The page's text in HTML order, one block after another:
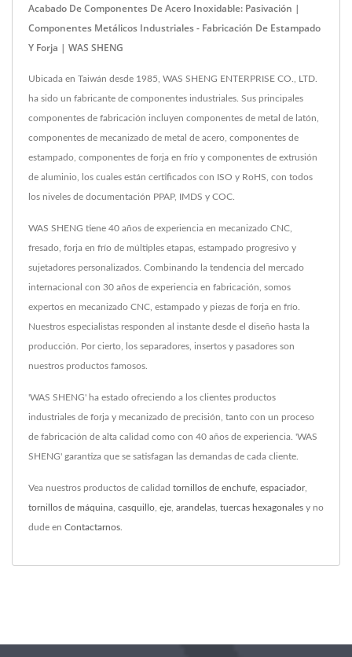
Acabado De Componentes De Acero Inoxidable: Pasivación |
Componentes Metálicos Industriales - Fabricación De Estampado
Y Forja | WAS SHENG
Ubicada en Taiwán desde 1985, WAS SHENG ENTERPRISE CO., LTD.
ha sido un fabricante de componentes industriales. Sus principales
componentes de fabricación incluyen componentes de metal de latón,
componentes de mecanizado de metal de acero, componentes de
estampado, componentes de forja en frío y componentes de extrusión
de aluminio, los cuales están certificados con ISO y RoHS, con todos
los niveles de documentación PPAP, IMDS y COC.
WAS SHENG tiene 40 años de experiencia en mecanizado CNC,
fresado, forja en frío de múltiples etapas, estampado progresivo y
sujetadores personalizados. Combinando la tendencia del mercado
internacional con 30 años de experiencia en fabricación, somos
expertos en mecanizado CNC, estampado y piezas de forja en frío.
Nuestros especialistas responden al instante desde el diseño hasta la
producción. Por cierto, los separadores, insertos y pasadores son
nuestros productos famosos.
'WAS SHENG' ha estado ofreciendo a los clientes productos
industriales de forja y mecanizado de precisión, tanto con un proceso
de fabricación de alta calidad como con 40 años de experiencia. 'WAS
SHENG' garantiza que se satisfagan las demandas de cada cliente.
Vea nuestros productos de calidad tornillos de enchufe espaciador,
tornillos de máquina casquillo eje arandelas tuercas hexagonales y no
dude en Contactarnos